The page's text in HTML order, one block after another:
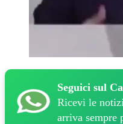
Seguici sul
Ricevi le
arriva sempre